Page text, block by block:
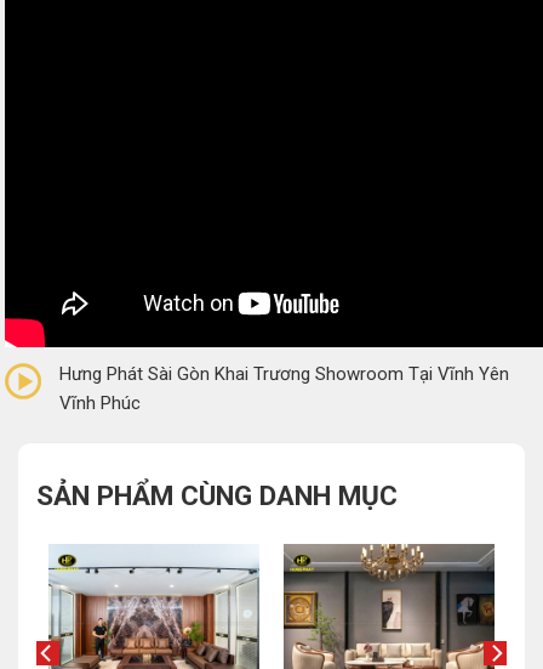
(0 Reviews)
Hưng Phát Sài Gòn Khai Trương Showroom Tại Vĩnh Yên
Vĩnh Phúc
SẢN PHẨM CÙNG DANH MỤC